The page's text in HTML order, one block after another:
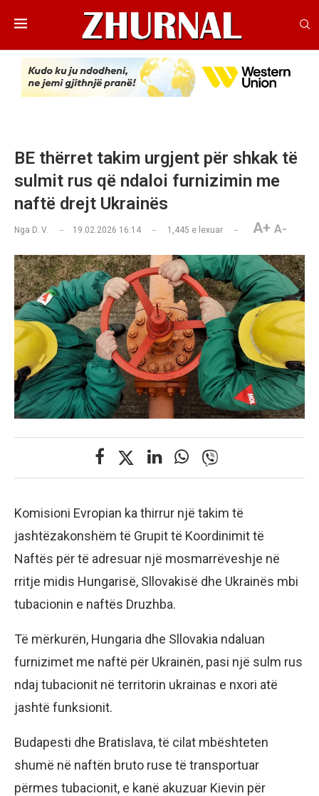
BE thërret takim urgjent për shkak të
sulmit rus që ndaloi furnizimin me
naftë drejt Ukrainës
Nga D. V. 19.02.2026 16:14 1,445 e lexuar A+ A-
Komisioni Evropian ka thirrur një takim të
jashtëzakonshëm të Grupit të Koordinimit të
Naftës për të adresuar një mosmarrëveshje në
rritje midis Hungarisë, Sllovakisë dhe Ukrainës mbi
tubacionin e naftës Druzhba.
Të mërkurën, Hungaria dhe Sllovakia ndaluan
furnizimet me naftë për Ukrainën, pasi një sulm rus
ndaj tubacionit në territorin ukrainas e nxori atë
jashtë funksionit.
Budapesti dhe Bratislava, të cilat mbështeten
shumë në naftën bruto ruse të transportuar
përmes tubacionit, e kanë akuzuar Kievin për